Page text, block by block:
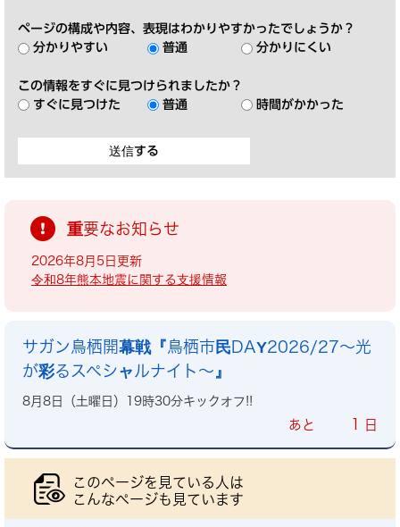
ページの構成や内容、表現はわかりやすかったでしょうか？
分かりやすい
普通 分かりにくい
この情報をすぐに見つけられましたか？
すぐに見つけた
普通 時間がかかった
重要なお知らせ
2026年8月5日更新
令和8年熊本地震に関する支援情報
サガン鳥栖開幕戦『鳥栖市民DAY2026/27～光
が彩るスペシャルナイト～』
8月8日（土曜日）19時30分キックオフ!!
あと 1 日
このページを見ている人は
こんなページも見ています